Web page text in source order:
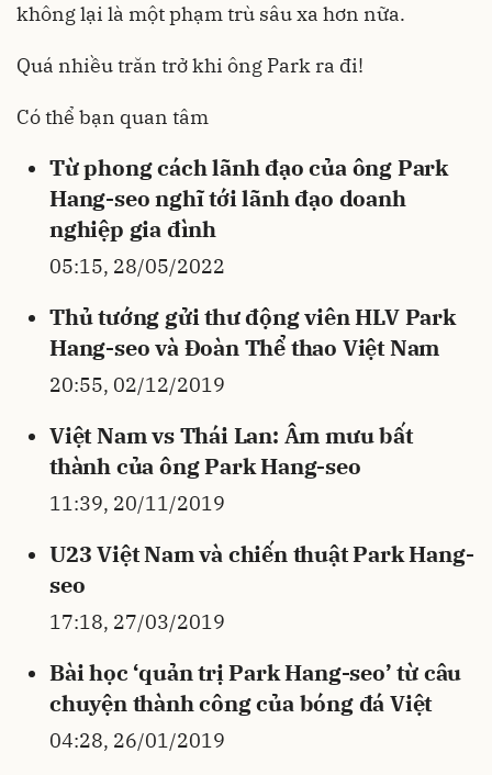
không lại là một phạm trù sâu xa hơn nữa.
Quá nhiều trăn trở khi ông Park ra đi!
Có thể bạn quan tâm
Từ phong cách lãnh đạo của ông Park
Hang-seo nghĩ tới lãnh đạo doanh
nghiệp gia đình
05:15, 28/05/2022
Thủ tướng gửi thư động viên HLV Park
Hang-seo và Đoàn Thể thao Việt Nam
20:55, 02/12/2019
Việt Nam vs Thái Lan: Âm mưu bất
thành của ông Park Hang-seo
11:39, 20/11/2019
U23 Việt Nam và chiến thuật Park Hang-
seo
17:18, 27/03/2019
Bài học ‘quản trị Park Hang-seo’ từ câu
chuyện thành công của bóng đá Việt
04:28, 26/01/2019